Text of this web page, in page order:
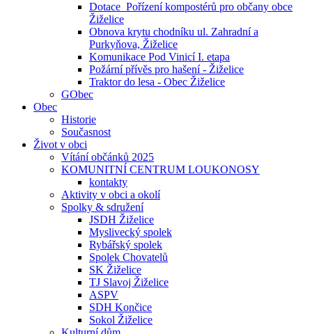
Dotace_Pořízení kompostérů pro občany obce
Žiželice
Obnova krytu chodníku ul. Zahradní a
Purkyňova, Žiželice
Komunikace Pod Vinicí I. etapa
Požární přívěs pro hašení - Žiželice
Traktor do lesa - Obec Žiželice
GObec
Obec
Historie
Současnost
Život v obci
Vítání občánků 2025
KOMUNITNÍ CENTRUM LOUKONOSY
kontakty
Aktivity v obci a okolí
Spolky & sdružení
JSDH Žiželice
Myslivecký spolek
Rybářský spolek
Spolek Chovatelů
SK Žiželice
TJ Slavoj Žiželice
ASPV
SDH Končice
Sokol Žiželice